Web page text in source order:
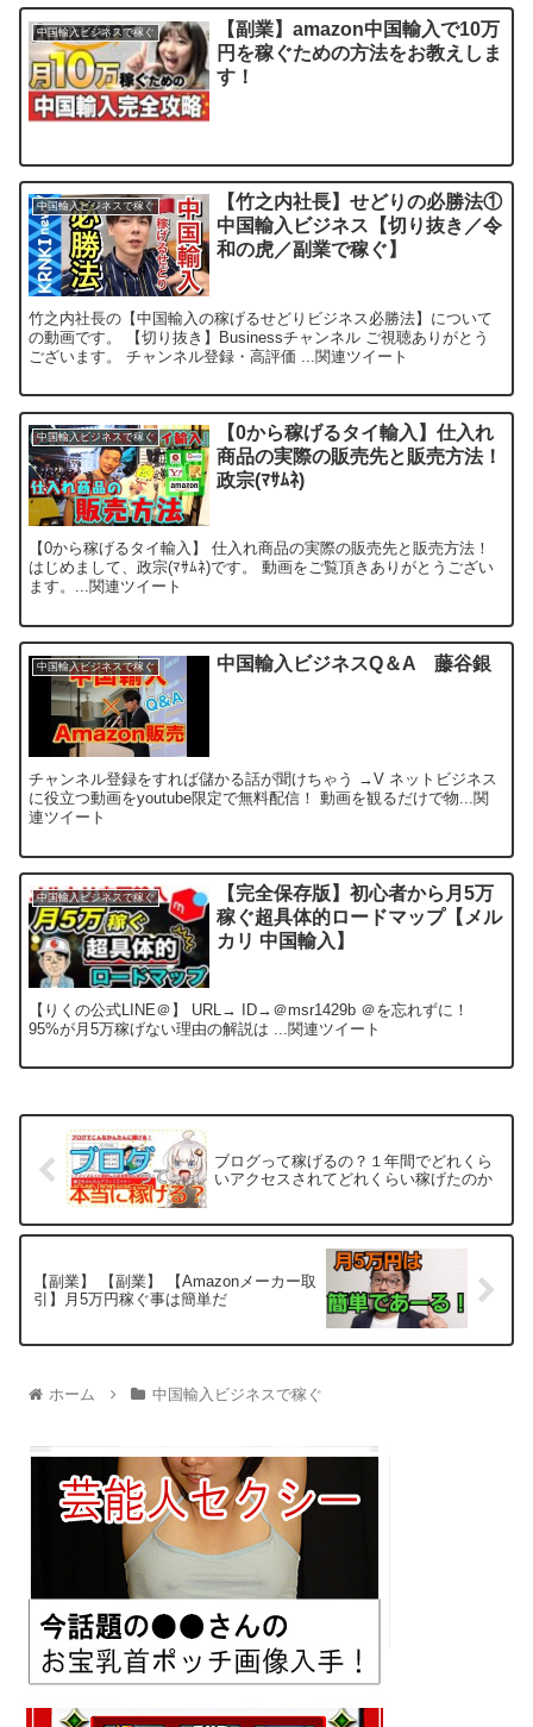
中国輸入ビジネスで稼ぐ
【副業】amazon中国輸入で10万
円を稼ぐための方法をお教えしま
す！
中国輸入ビジネスで稼ぐ
【竹之内社長】せどりの必勝法①
中国輸入ビジネス【切り抜き／令
和の虎／副業で稼ぐ】
竹之内社長の【中国輸入の稼げるせどりビジネス必勝法】について
の動画です。 【切り抜き】Businessチャンネル ご視聴ありがとう
ございます。 チャンネル登録・高評価 ...関連ツイート
中国輸入ビジネスで稼ぐ
【0から稼げるタイ輸入】仕入れ
商品の実際の販売先と販売方法！
政宗(ﾏｻﾑﾈ)
【0から稼げるタイ輸入】 仕入れ商品の実際の販売先と販売方法！
はじめまして、政宗(ﾏｻﾑﾈ)です。 動画をご覧頂きありがとうござい
ます。...関連ツイート
中国輸入ビジネスで稼ぐ 中国輸入ビジネスQ＆A 藤谷銀
チャンネル登録をすれば儲かる話が聞けちゃう →V ネットビジネス
に役立つ動画をyoutube限定で無料配信！ 動画を観るだけで物...関
連ツイート
中国輸入ビジネスで稼ぐ
【完全保存版】初心者から月5万
稼ぐ超具体的ロードマップ【メル
カリ 中国輸入】
【りくの公式LINE＠】 URL→ ID→＠msr1429b ＠を忘れずに！
95%が月5万稼げない理由の解説は ...関連ツイート
ブログって稼げるの？１年間でどれくら
いアクセスされてどれくらい稼げたのか
【副業】 【副業】 【Amazonメーカー取
引】月5万円稼ぐ事は簡単だ
ホーム 中国輸入ビジネスで稼ぐ